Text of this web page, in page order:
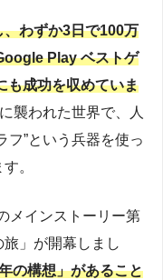
わずか3日で100万
Play ベストゲ
も成功を収めていま
襲われた世界で、人
フ”という兵器を使っ
。
メインストーリー第
」が開幕しまし
の構想」があること